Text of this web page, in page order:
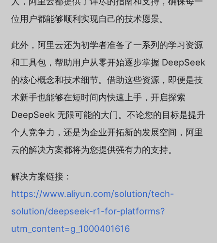
位用户都能够顺利实现自己的技术愿景。
此外，阿里云还为初学者准备了一系列的学习资源
和工具包，帮助用户从零开始逐步掌握 DeepSeek
的核心概念和技术细节。借助这些资源，即便是技
术新手也能够在短时间内快速上手，开启探索
DeepSeek 无限可能的大门。不论您的目标是提升
个人竞争力，还是为企业开拓新的发展空间，阿里
云的解决方案都将为您提供强有力的支持。
解决方案链接：
https://www.aliyun.com/solution/tech-
solution/deepseek-r1-for-platforms?
utm_content=g_1000401616